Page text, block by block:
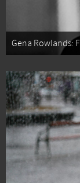
Gena Rowlands: